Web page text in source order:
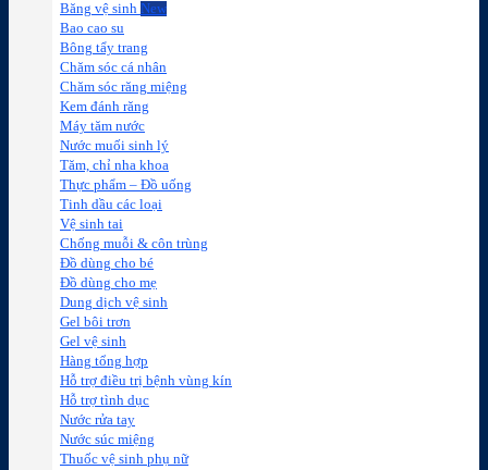
Băng vệ sinh
Bao cao su
Bông tẩy trang
Chăm sóc cá nhân
Chăm sóc răng miệng
Kem đánh răng
Máy tăm nước
Nước muối sinh lý
Tăm, chỉ nha khoa
Thực phẩm – Đồ uống
Tinh dầu các loại
Vệ sinh tai
Chống muỗi & côn trùng
Đồ dùng cho bé
Đồ dùng cho mẹ
Dung dịch vệ sinh
Gel bôi trơn
Gel vệ sinh
Hàng tổng hợp
Hỗ trợ điều trị bệnh vùng kín
Hỗ trợ tình dục
Nước rửa tay
Nước súc miệng
Thuốc vệ sinh phụ nữ